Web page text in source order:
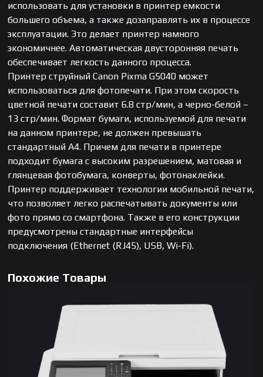
использовать для установки в принтер емкости
большего объема, а также дозаправлять их в процессе
эксплуатации. Это делает принтер намного
экономичнее. Автоматическая двусторонняя печать
обеспечивает легкость данного процесса.
Принтер струйный Canon Pixma G5040 может
использоваться для фотопечати. При этом скорость
цветной печати составит 6.8 стр/мин, а черно-белой –
13 стр/мин. Формат бумаги, используемой для печати
на данном принтере, не должен превышать
стандартный А4. Причем для печати в принтере
подходит бумага с высоким разрешением, матовая и
глянцевая фотобумага, конверты, фотонаклейки.
Принтер поддерживает технологии мобильной печати,
что позволяет легко распечатывать документы или
фото прямо со смартфона. Также в его конструкции
предусмотрены стандартные интерфейсы
подключения (Ethernet (RJ45), USB, Wi-Fi).
Похожие Товары